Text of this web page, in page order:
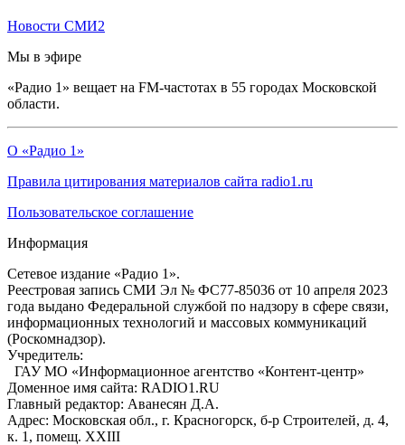
Новости СМИ2
Мы в эфире
«Радио 1» вещает на FM-частотах в 55 городах Московской
области.
О «Радио 1»
Правила цитирования материалов сайта radio1.ru
Пользовательское соглашение
Информация
Сетевое издание «Радио 1».
Реестровая запись СМИ Эл № ФС77-85036 от 10 апреля 2023
года выдано Федеральной службой по надзору в сфере связи,
информационных технологий и массовых коммуникаций
(Роскомнадзор).
Учредитель:
ГАУ МО «Информационное агентство «Контент-центр»
Доменное имя сайта: RADIO1.RU
Главный редактор: Аванесян Д.А.
Адрес: Московская обл., г. Красногорск, б-р Строителей, д. 4,
к. 1, помещ. XXIII